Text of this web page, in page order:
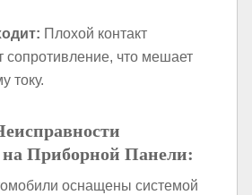
Плохой контакт
сопротивление, что мешает
току.
Приборной Панели:
оснащены системой